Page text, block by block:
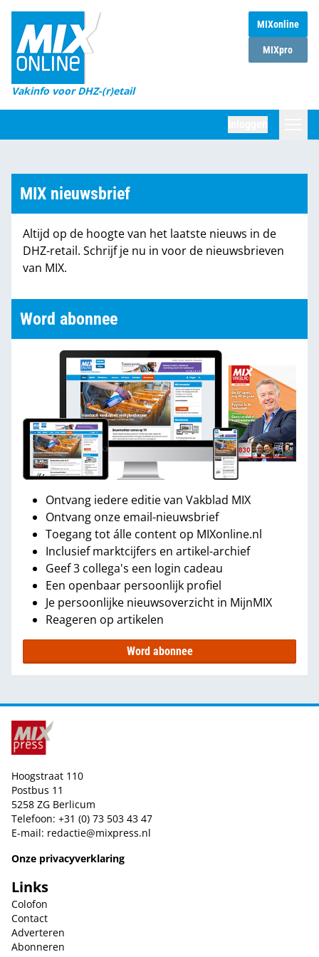
MIXonline
MIXpro
Vakinfo voor DHZ-(r)etail
Home
Magazines
DHZ Sessie
Marktcijfers
Partners
MIX nieuwsbrief
Altijd op de hoogte van het laatste nieuws in de
DHZ-retail. Schrijf je nu in voor de nieuwsbrieven
van MIX.
Word abonnee
Ontvang iedere editie van Vakblad MIX
Ontvang onze email-nieuwsbrief
Toegang tot álle content op MIXonline.nl
Inclusief marktcijfers en artikel-archief
Geef 3 collega's een login cadeau
Een openbaar persoonlijk profiel
Je persoonlijke nieuwsoverzicht in MijnMIX
Reageren op artikelen
Word abonnee
Hoogstraat 110
Postbus 11
5258 ZG Berlicum
Telefoon: +31 (0) 73 503 43 47
E-mail: redactie@mixpress.nl
Onze privacyverklaring
Links
Colofon
Contact
Adverteren
Abonneren